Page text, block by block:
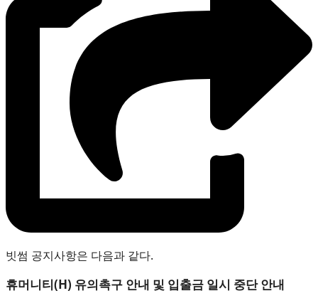
빗썸 공지사항은 다음과 같다.
휴머니티(H) 유의촉구 안내 및 입출금 일시 중단 안내